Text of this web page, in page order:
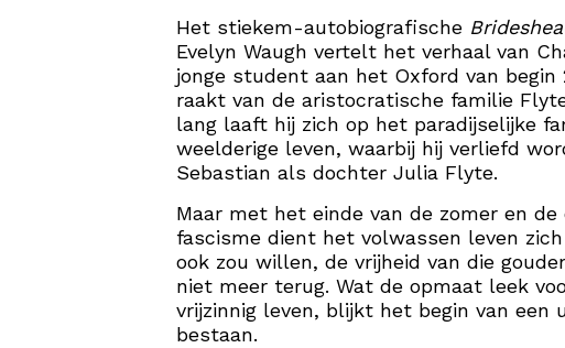
Het stiekem-autobiografische
Evelyn Waugh vertelt het verhaal van
jonge student aan het Oxford van begin
raakt van de aristocratische familie
lang laaft hij zich op het paradijselijke
weelderige leven, waarbij hij verliefd
Sebastian als dochter Julia Flyte.
Maar met het einde van de zomer en
fascisme dient het volwassen leven zich
ook zou willen, de vrijheid van die
niet meer terug. Wat de opmaat leek
vrijzinnig leven, blijkt het begin van een
bestaan.